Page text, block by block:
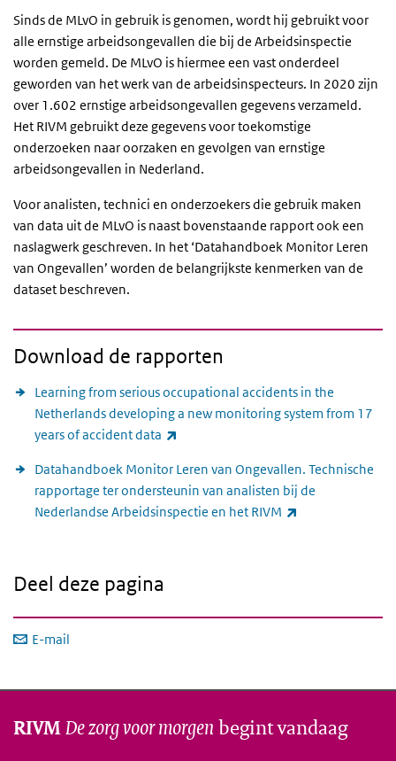
Sinds de MLvO in gebruik is genomen, wordt hij gebruikt voor
alle ernstige arbeidsongevallen die bij de Arbeidsinspectie
worden gemeld. De MLvO is hiermee een vast onderdeel
geworden van het werk van de arbeidsinspecteurs. In 2020 zijn
over 1.602 ernstige arbeidsongevallen gegevens verzameld.
Het RIVM gebruikt deze gegevens voor toekomstige
onderzoeken naar oorzaken en gevolgen van ernstige
arbeidsongevallen in Nederland.
Voor analisten, technici en onderzoekers die gebruik maken
van data uit de MLvO is naast bovenstaande rapport ook een
naslagwerk geschreven. In het ‘Datahandboek Monitor Leren
van Ongevallen’ worden de belangrijkste kenmerken van de
dataset beschreven.
Download de rapporten
Learning from serious occupational accidents in the
Netherlands developing a new monitoring system from 17
years of accident data
Datahandboek Monitor Leren van Ongevallen. Technische
rapportage ter ondersteunin van analisten bij de
Nederlandse Arbeidsinspectie en het RIVM
Deel deze pagina
E-mail
RIVMDe zorg voor morgen begint vandaag